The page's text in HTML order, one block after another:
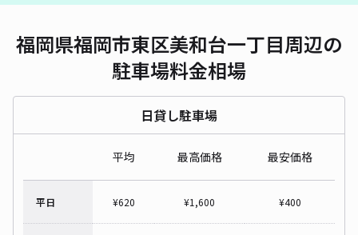
福岡県福岡市東区美和台一丁目周辺の
駐車場料金相場
日貸し駐車場
平均 最高価格 最安価格
平日 ¥620 ¥1,600 ¥400